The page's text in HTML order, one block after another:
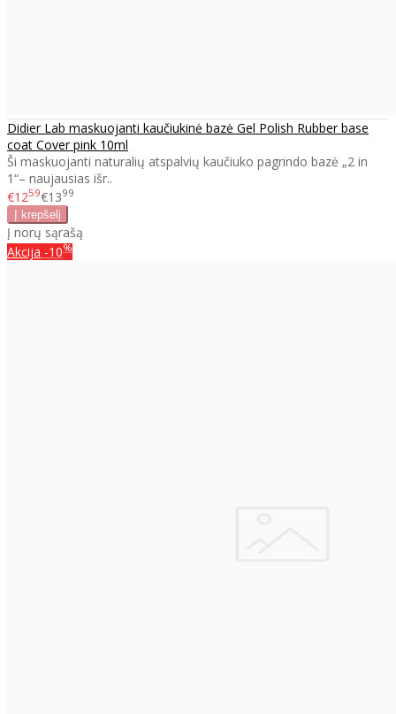
Didier Lab maskuojanti kaučiukinė bazė Gel Polish Rubber base
coat Cover pink 10ml
Ši maskuojanti naturalių atspalvių kaučiuko pagrindo bazė „2 in
1“– naujausias išr..
€1259€1399
Į norų sąrašą
Akcija -10%